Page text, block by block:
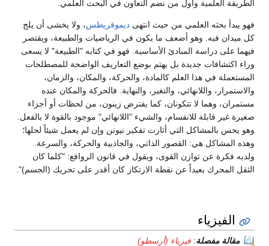
الطريقة العلمية وأول من نضم التعاون في البحث العلمي.
فهو يبدأ بحثه العلمي من حيث انتهى ديموقريطس، ولا يخشى أن يلج
كل ميدان فيه. وهو أضعف ما يكون في الرياضيات والطبيعة، ويقتصر
فيهما على دراسة المبادئ الأساسية. فهو في كتابه "الطبيعة" لا يسعى
وراء اكتشافات جديدة بل يهتم بوضع التعاريف الواضحة للمصطلحات
المستعملة في هذا العلم كالمادة، والحركة، والمكان، والزمان،
والاستمرار، واللانهائي، والتغير، والنهاية. فالحركة والمكان عنده
مستمران، وهما لا تتكونان، كما يفترض زينون، من لحظات أو أجزاء
صغيرة غير قابلة للانقسام، والشيء "اللانهائي" موجود بالقوة لا بالفعل.
وهو يحس بالمشاكل التي أثارت تفكير نيوتن وإن لم يعمل شيئاً لحلها؛
وهذه المشاكل هي: القصور الذاتي، والجاذبية والحركة، والسرعة.
ولديه فكرة عن توازن القوى، ويقول في قانون الروافع: "كلما كان
الثقل المحرك بعيداً عن نقطة الارتكاز كان أقدر على تحريك (الجسم)".
الفيزياء
مقالة مفصلة: فيزياء (أرسطو)